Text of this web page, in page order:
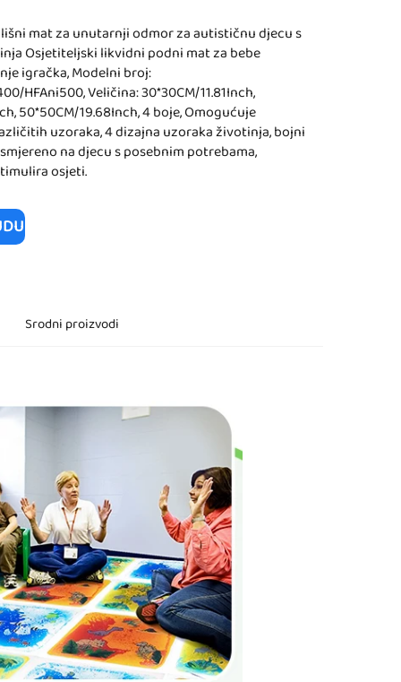
mat za unutarnji odmor za autističnu djecu s
Osjetiteljski likvidni podni mat za bebe
igračka, Modelni broj:
HFAni500, Veličina: 30*30CM/11.81Inch,
50*50CM/19.68Inch, 4 boje, Omogućuje
uzoraka, 4 dizajna uzoraka životinja, bojni
na djecu s posebnim potrebama,
osjeti.
Srodni proizvodi